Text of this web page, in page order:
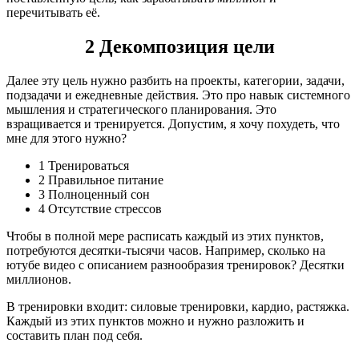
перечитывать её.
2 Декомпозиция цели
Далее эту цель нужно разбить на проекты, категории, задачи,
подзадачи и ежедневные действия. Это про навык системного
мышления и стратегического планирования. Это
взращивается и тренируется. Допустим, я хочу похудеть, что
мне для этого нужно?
1 Тренироваться
2 Правильное питание
3 Полноценный сон
4 Отсутствие стрессов
Чтобы в полной мере расписать каждый из этих пунктов,
потребуются десятки-тысячи часов. Например, сколько на
ютубе видео с описанием разнообразия тренировок? Десятки
миллионов.
В тренировки входит: силовые тренировки, кардио, растяжка.
Каждый из этих пунктов можно и нужно разложить и
составить план под себя.